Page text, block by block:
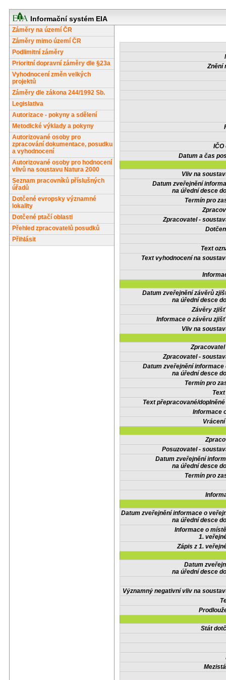
Informační systém EIA
Záměry na území ČR
Záměry mimo území ČR
Podlimitní záměry
Prioritní dopravní záměry dle §23a
Vyhodnocení změn velkých
projektů
Záměry dle zákona 244/1992 Sb.
Legislativa
Autorizace - pokyny a sdělení
Metodické výklady a pokyny
Autorizované osoby pro
zpracování dokumentace, posudku
a vyhodnocení
Autorizované osoby pro hodnocení
vlivů na soustavu Natura 2000
Seznam pracovníků příslušných
úřadů
Dotčené evropsky významné
lokality
Dotčené ptačí oblasti
Přehled zpracovatelů posudků
Přihlásit
Znění
IČO
Datum a čas
Vliv na
Datum zveřejnění
na úřední desce
Termín pro
Zpracovatel -
Text
Text vyhodnocení na
Datum zveřejnění závěrů
na úřední desce
Závěry
Informace o závěru
Vliv na
Zpracovatel -
Datum zveřejnění informace
na úřední desce
Termín pro
Text přepracované/
Informace
Posuzovatel -
Datum zveřejnění
na úřední desce
Termín pro
Datum zveřejnění informace o
na úřední desce
Informace o
1.
Zápis z 1.
Datum
na úřední desce
Významný negativní vliv na
Stát